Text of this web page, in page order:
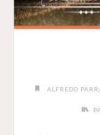
ALFREDO